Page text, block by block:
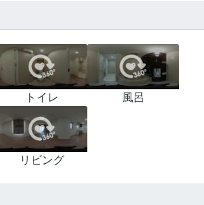
トイレ 風呂
リビング